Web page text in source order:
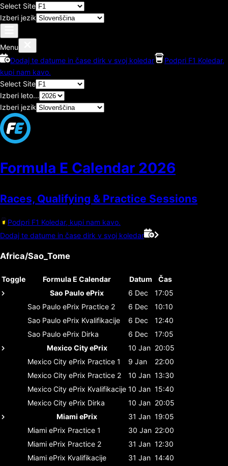
Select Site
Izberi jezik
Menu
Dodaj te datume in čase dirk v svoj koledar
Podpri F1 Koledar,
kupi nam kavo.
Select Site
Izberi leto...
Izberi jezik
Formula E Calendar 2026
Races, Qualifying & Practice Sessions
Podpri F1 Koledar, kupi nam kavo.
Dodaj te datume in čase dirk v svoj koledar
Africa/Sao_Tome
Toggle Formula E Calendar Datum
Čas
Sao Paulo ePrix
6 Dec
17:05
Sao Paulo ePrix Practice 2 6 Dec
10:10
Sao Paulo ePrix Kvalifikacije 6 Dec
12:40
Sao Paulo ePrix Dirka 6 Dec
17:05
Mexico City ePrix
10 Jan 20:05
Mexico City ePrix Practice 1 9 Jan
22:00
Mexico City ePrix Practice 2 10 Jan 13:30
Mexico City ePrix Kvalifikacije 10 Jan 15:40
Mexico City ePrix Dirka 10 Jan 20:05
Miami ePrix
31 Jan 19:05
Miami ePrix Practice 1 30 Jan 22:00
Miami ePrix Practice 2 31 Jan 12:30
Miami ePrix Kvalifikacije 31 Jan 14:40